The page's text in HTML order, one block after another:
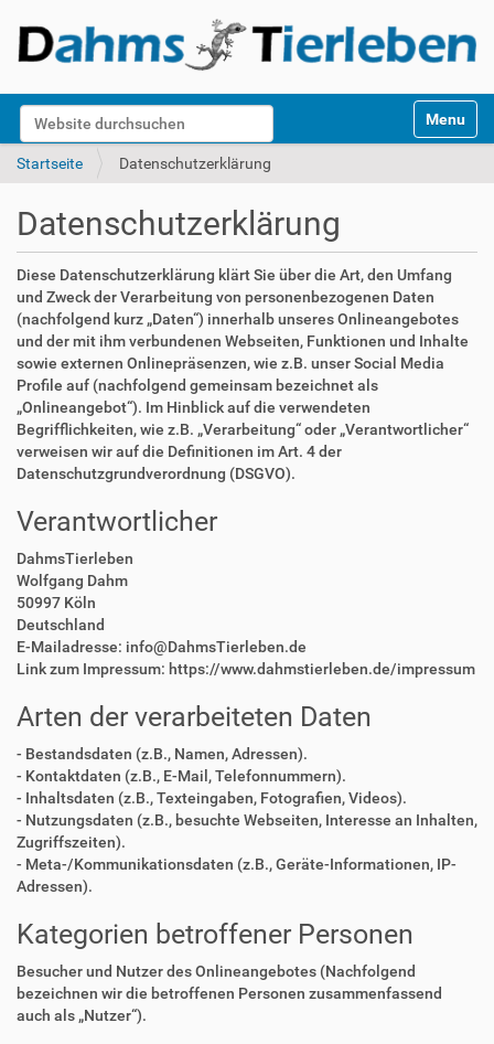
Website durchsuchen
k
Toggle
Startseite Datenschutzerklärung
Datenschutzerklärung
Diese Datenschutzerklärung klärt Sie über die Art, den Umfang
und Zweck der Verarbeitung von personenbezogenen Daten
(nachfolgend kurz „Daten“) innerhalb unseres Onlineangebotes
und der mit ihm verbundenen Webseiten, Funktionen und Inhalte
sowie externen Onlinepräsenzen, wie z.B. unser Social Media
Profile auf (nachfolgend gemeinsam bezeichnet als
„Onlineangebot“). Im Hinblick auf die verwendeten
Begrifflichkeiten, wie z.B. „Verarbeitung“ oder „Verantwortlicher“
verweisen wir auf die Definitionen im Art. 4 der
Datenschutzgrundverordnung (DSGVO).
Verantwortlicher
DahmsTierleben
Wolfgang Dahm
50997 Köln
Deutschland
E-Mailadresse: info@DahmsTierleben.de
Link zum Impressum: https://www.dahmstierleben.de/impressum
Arten der verarbeiteten Daten
- Bestandsdaten (z.B., Namen, Adressen).
- Kontaktdaten (z.B., E-Mail, Telefonnummern).
- Inhaltsdaten (z.B., Texteingaben, Fotografien, Videos).
- Nutzungsdaten (z.B., besuchte Webseiten, Interesse an Inhalten,
Zugriffszeiten).
- Meta-/Kommunikationsdaten (z.B., Geräte-Informationen, IP-
Adressen).
Kategorien betroffener Personen
Besucher und Nutzer des Onlineangebotes (Nachfolgend
bezeichnen wir die betroffenen Personen zusammenfassend
auch als „Nutzer“).